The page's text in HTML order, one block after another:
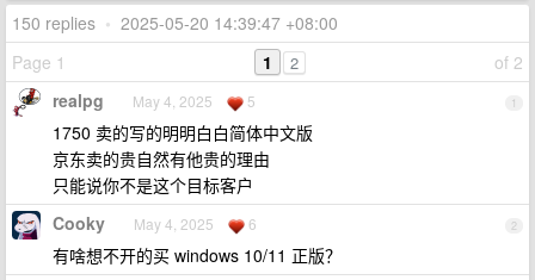
150 replies • 2025-05-20 14:39:47 +08:00
Page 1
of 2
1 2
1
realpg May 4, 2025 5
1750 卖的写的明明白白简体中文版
京东卖的贵自然有他贵的理由
只能说你不是这个目标客户
2
Cooky May 4, 2025 6
有啥想不开的买 windows 10/11 正版？